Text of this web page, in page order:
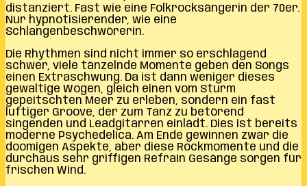
distanziert. Fast wie eine Folkrocksängerin der 70er.
Nur hypnotisierender, wie eine
Schlangenbeschwörerin.
Die Rhythmen sind nicht immer so erschlagend
schwer, viele tänzelnde Momente geben den Songs
einen Extraschwung. Da ist dann weniger dieses
gewaltige Wogen, gleich einen vom Sturm
gepeitschten Meer zu erleben, sondern ein fast
luftiger Groove, der zum Tanz zu betörend
singenden und Leadgitarren einlädt. Dies ist bereits
moderne Psychedelica. Am Ende gewinnen zwar die
doomigen Aspekte, aber diese Rockmomente und die
durchaus sehr griffigen Refrain Gesänge sorgen für
frischen Wind.